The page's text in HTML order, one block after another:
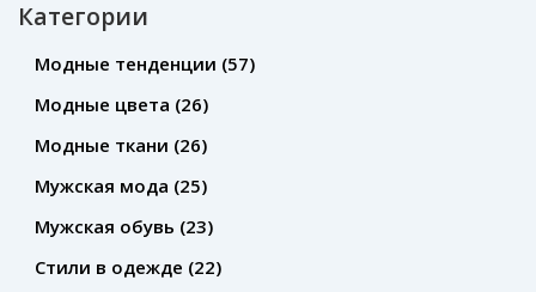
между натуральной кожей и искусственными аналогами.
Читая, вы поймёте, как не замёрзнуть, не промокнуть и
купить лучшие ботинки именно для ваших нужд.
Категории
Модные тенденции (57)
Модные цвета (26)
Модные ткани (26)
Мужская мода (25)
Мужская обувь (23)
Стили в одежде (22)